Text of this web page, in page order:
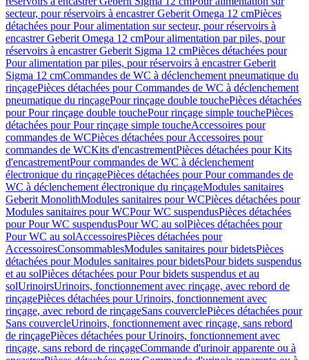
secteur, pour réservoirs à encastrer Geberit Omega 12 cmPièces
détachées pour Pour alimentation sur secteur, pour réservoirs à
encastrer Geberit Omega 12 cmPour alimentation par piles, pour
réservoirs à encastrer Geberit Sigma 12 cmPièces détachées pour
Pour alimentation par piles, pour réservoirs à encastrer Geberit
Sigma 12 cmCommandes de WC à déclenchement pneumatique du
rinçagePièces détachées pour Commandes de WC à déclenchement
pneumatique du rinçagePour rinçage double touchePièces détachées
pour Pour rinçage double touchePour rinçage simple touchePièces
détachées pour Pour rinçage simple toucheAccessoires pour
commandes de WCPièces détachées pour Accessoires pour
commandes de WCKits d'encastrementPièces détachées pour Kits
d'encastrementPour commandes de WC à déclenchement
électronique du rinçagePièces détachées pour Pour commandes de
WC à déclenchement électronique du rinçageModules sanitaires
Geberit MonolithModules sanitaires pour WCPièces détachées pour
Modules sanitaires pour WCPour WC suspendusPièces détachées
pour Pour WC suspendusPour WC au solPièces détachées pour
Pour WC au solAccessoiresPièces détachées pour
AccessoiresConsommablesModules sanitaires pour bidetsPièces
détachées pour Modules sanitaires pour bidetsPour bidets suspendus
et au solPièces détachées pour Pour bidets suspendus et au
solUrinoirsUrinoirs, fonctionnement avec rinçage, avec rebord de
rinçagePièces détachées pour Urinoirs, fonctionnement avec
rinçage, avec rebord de rinçageSans couverclePièces détachées pour
Sans couvercleUrinoirs, fonctionnement avec rinçage, sans rebord
de rinçagePièces détachées pour Urinoirs, fonctionnement avec
rinçage, sans rebord de rinçageCommande d'urinoir apparente ou à